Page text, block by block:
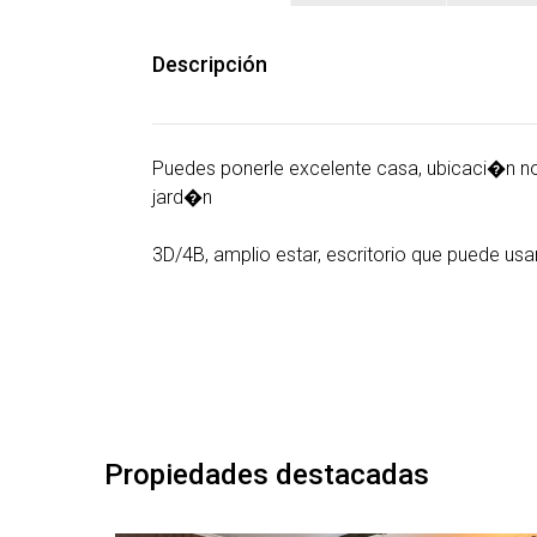
Descripción
Puedes ponerle excelente casa, ubicaci�n
jard�n
3D/4B, amplio estar, escritorio que puede
Propiedades destacadas